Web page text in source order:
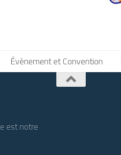
Évènement et Convention
est notre